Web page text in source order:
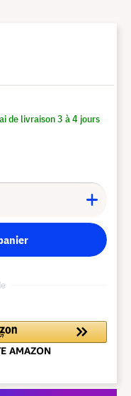
de livraison 3 à 4 jours